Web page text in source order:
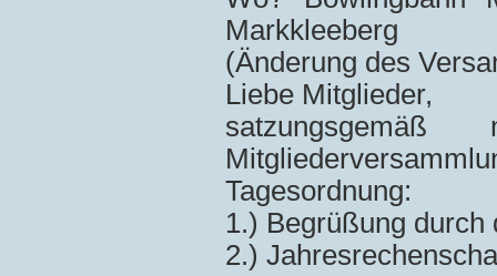
Markkleeberg
(Änderung des
Liebe Mitglieder,
Tagesordnung:
1.) Begrüßung durch
2.)